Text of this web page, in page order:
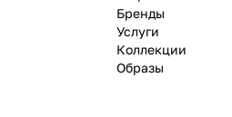
Бренды
Услуги
Коллекции
Образы